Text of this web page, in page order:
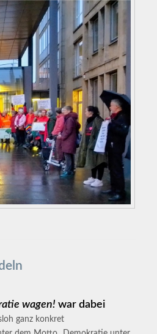
wagen! war dabei
ganz konkret